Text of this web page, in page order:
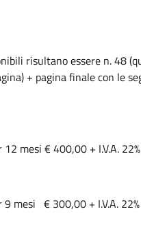
risultano essere n. 48
+ pagina finale con le
mesi € 400,00 + I.V.A. 22%
mesi € 300,00 + I.V.A. 22%